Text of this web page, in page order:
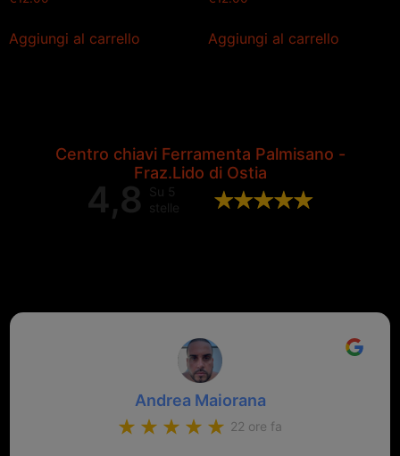
Aggiungi al carrello Aggiungi al carrello
Centro chiavi Ferramenta Palmisano -
Fraz.Lido di Ostia
4,8
Su 5
stelle
Andrea Maiorana
22 ore fa